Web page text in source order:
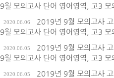
9월 모의고사 단어 영어영역, 고3
2020.06.06 2019년 9월 모의고사
9월 모의고사 단어 영어영역, 고3
2020.06.05 2019년 9월 모의고사
9월 모의고사 단어 영어영역, 고3
2020.06.05 2019년 9월 모의고사